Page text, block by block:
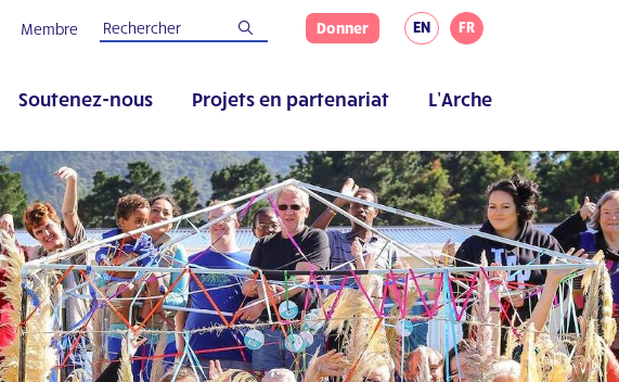
Membre Donner EN FR
Soutenez-nous Projets en partenariat L’Arche